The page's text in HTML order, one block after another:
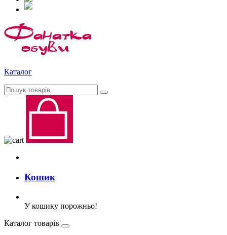
Каталог
Кошик
У кошику порожньо!
Каталог товарів